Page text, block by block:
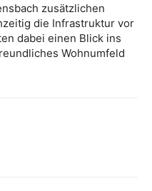
zusätzlichen
die Infrastruktur vor
dabei einen Blick ins
Wohnumfeld